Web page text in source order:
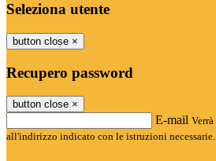
Seleziona utente
button close ×
Recupero password
button close ×
E-mail
all'indirizzo indicato con le istruzioni necessarie.